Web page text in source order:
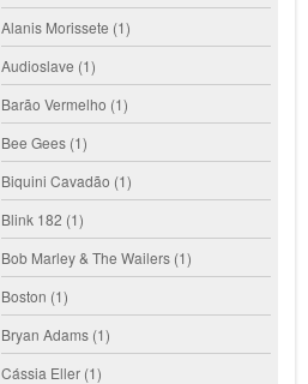
Alanis Morissete (1)
Audioslave (1)
Barão Vermelho (1)
Bee Gees (1)
Biquini Cavadão (1)
Blink 182 (1)
Bob Marley & The Wailers (1)
Boston (1)
Bryan Adams (1)
Cássia Eller (1)